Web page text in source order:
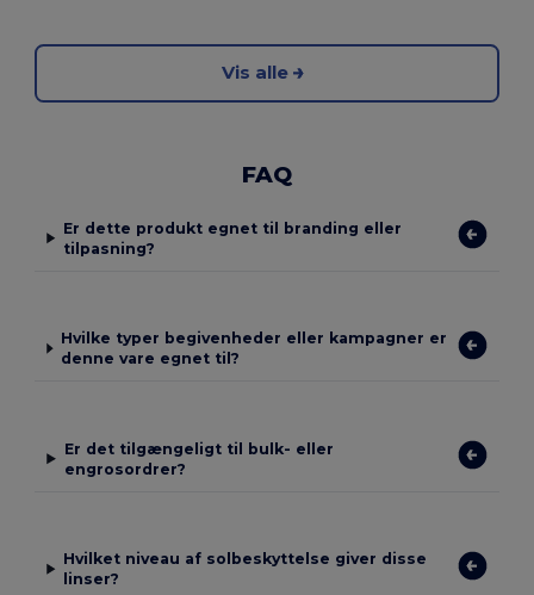
Vis alle
FAQ
Er dette produkt egnet til branding eller
tilpasning?
Hvilke typer begivenheder eller kampagner er
denne vare egnet til?
Er det tilgængeligt til bulk- eller
engrosordrer?
Hvilket niveau af solbeskyttelse giver disse
linser?